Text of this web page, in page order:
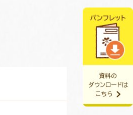
資料の
ダウンロードは
こちら